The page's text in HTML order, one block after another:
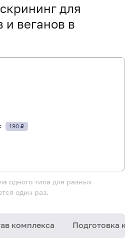
для
и веганов в
190 ₽
одного типа для разных
один раз.
комплекса Подготовка к